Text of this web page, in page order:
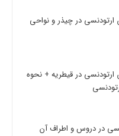
در چیذر و نواحی
در قیطریه + نحوه
در دروس و اطراف آن